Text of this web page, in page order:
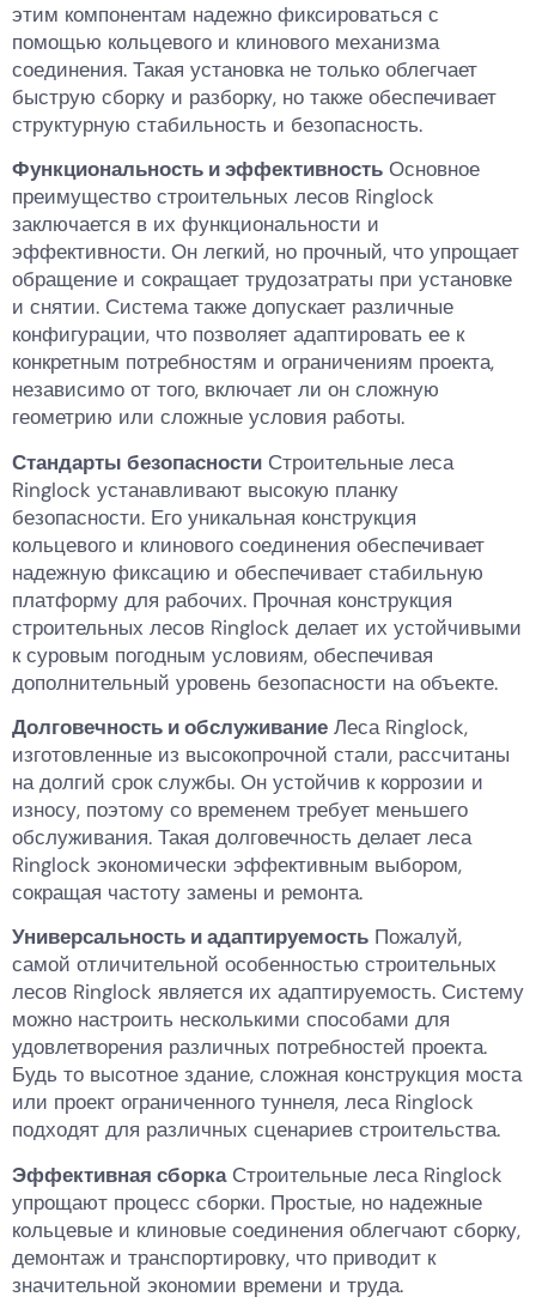
этим компонентам надежно фиксироваться с
помощью кольцевого и клинового механизма
соединения. Такая установка не только облегчает
быструю сборку и разборку, но также обеспечивает
структурную стабильность и безопасность.
Функциональность и эффективность Основное
преимущество строительных лесов Ringlock
заключается в их функциональности и
эффективности. Он легкий, но прочный, что упрощает
обращение и сокращает трудозатраты при установке
и снятии. Система также допускает различные
конфигурации, что позволяет адаптировать ее к
конкретным потребностям и ограничениям проекта,
независимо от того, включает ли он сложную
геометрию или сложные условия работы.
Стандарты безопасности Строительные леса
Ringlock устанавливают высокую планку
безопасности. Его уникальная конструкция
кольцевого и клинового соединения обеспечивает
надежную фиксацию и обеспечивает стабильную
платформу для рабочих. Прочная конструкция
строительных лесов Ringlock делает их устойчивыми
к суровым погодным условиям, обеспечивая
дополнительный уровень безопасности на объекте.
Долговечность и обслуживание Леса Ringlock,
изготовленные из высокопрочной стали, рассчитаны
на долгий срок службы. Он устойчив к коррозии и
износу, поэтому со временем требует меньшего
обслуживания. Такая долговечность делает леса
Ringlock экономически эффективным выбором,
сокращая частоту замены и ремонта.
Универсальность и адаптируемость Пожалуй,
самой отличительной особенностью строительных
лесов Ringlock является их адаптируемость. Систему
можно настроить несколькими способами для
удовлетворения различных потребностей проекта.
Будь то высотное здание, сложная конструкция моста
или проект ограниченного туннеля, леса Ringlock
подходят для различных сценариев строительства.
Эффективная сборкаСтроительные леса Ringlock
упрощают процесс сборки. Простые, но надежные
кольцевые и клиновые соединения облегчают сборку,
демонтаж и транспортировку, что приводит к
значительной экономии времени и труда.